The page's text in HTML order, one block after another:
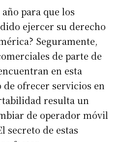
año para que los
ejercer su derecho
Seguramente,
de parte de
en esta
ofrecer servicios en
resulta un
de operador móvil
secreto de estas